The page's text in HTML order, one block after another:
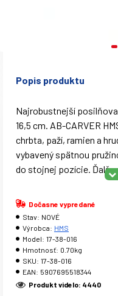
Popis produktu
Najrobustnejší
16,5 cm. AB-CARVER
chrbta, paží, ramien a
vybavený spätnou
do stojnej pozície.
protišmykové rukoväte
Parametre:
Materiál: PU, PP, oceľ 2
porvch koliesok i
cm Dĺžka úchytu: 14 cm
zaťaženie: 136 kg
Dočasne vypredané
Stav: NOVÉ
Výrobca: HMS
Model: 17-38-016
Hmotnosť: 0.70kg
SKU: 17-38-016
EAN: 5907695518344
Produkt videlo: 4440